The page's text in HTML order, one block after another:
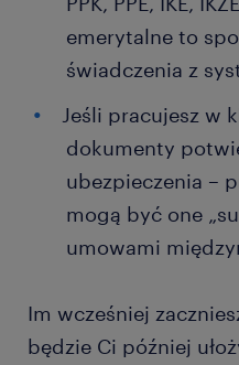
emerytalne to
świadczenia z
Jeśli pracujesz w
dokumenty
ubezpieczenia –
mogą być one
umowami
Im wcześniej
będzie Ci później